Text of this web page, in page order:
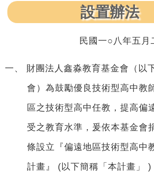
設置辦法
民國一○八年五
一、 財團法人鑫淼教育基金會（以
會）為鼓勵優良技術型高中教
區之技術型高中任教，提高偏
受之教育水準，爰依本基金會
條設立『偏遠地區技術型高中
計畫』 (以下簡稱「本計畫」 )